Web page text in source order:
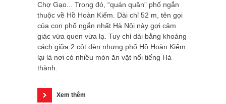
Chợ Gạo... Trong đó, “quán quân” phố ngắn
thuộc về Hồ Hoàn Kiếm. Dài chỉ 52 m, tên gọi
của con phố ngắn nhất Hà Nội này gợi cảm
giác vừa quen vừa lạ. Tuy chỉ dài bằng khoảng
cách giữa 2 cột đèn nhưng phố Hồ Hoàn Kiếm
lại là nơi có nhiều món ăn vặt nổi tiếng Hà
thành.
Xem thêm